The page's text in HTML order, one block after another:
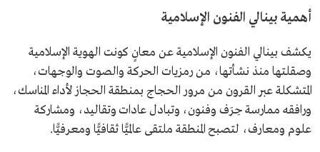
أهمية بينالي الفنون الإسلامية
يكشف بينالي الفنون الإسلامية عن معانٍ كونت الهوية الإسلامية
وصقلتها منذ نشأتها، من رمزيات الحركة والصوت والوجهات،
المتشكلة عبر القرون من مرور الحجاج بمنطقة الحجاز لأداء المناسك،
ورافقه ممارسة حِرَف وفنون، وتبادل عادات وتقاليد، ومشاركة
علوم ومعارف، لتصبح المنطقة ملتقى عالميًّا ثقافيًّا ومعرفيًّا.